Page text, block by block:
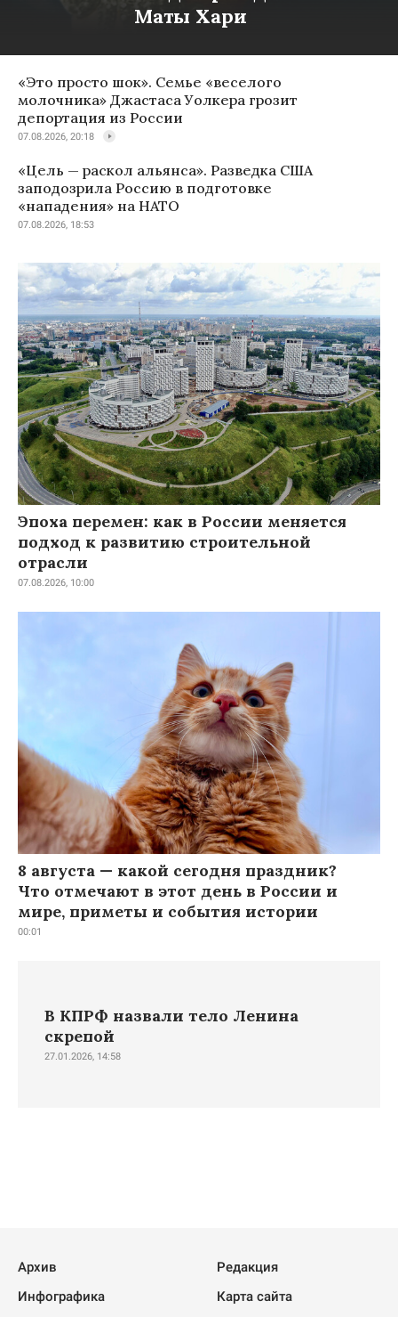
Маты Хари
«Это просто шок». Семье «веселого
молочника» Джастаса Уолкера грозит
депортация из России
07.08.2026, 20:18
«Цель — раскол альянса». Разведка США
заподозрила Россию в подготовке
«нападения» на НАТО
07.08.2026, 18:53
Эпоха перемен: как в России меняется
подход к развитию строительной
отрасли
07.08.2026, 10:00
8 августа — какой сегодня праздник?
Что отмечают в этот день в России и
мире, приметы и события истории
00:01
В КПРФ назвали тело Ленина
скрепой
27.01.2026, 14:58
Архив
Редакция
Инфографика
Карта сайта